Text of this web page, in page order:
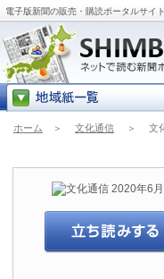
電子版新聞の販売・購読ポータルサイ
ホーム ＞ 文化通信 ＞ 文